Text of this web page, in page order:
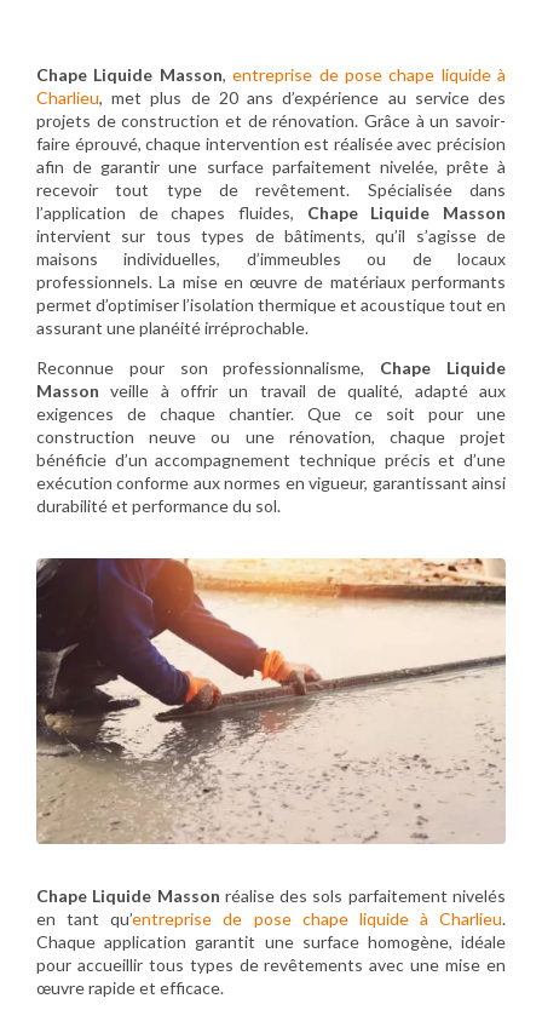
Chape Liquide Masson,entreprise de pose chape liquide à
Charlieu, met plus de 20 ans d’expérience au service des
projets de construction et de rénovation. Grâce à un savoir-
faire éprouvé, chaque intervention est réalisée avec précision
afin de garantir une surface parfaitement nivelée, prête à
recevoir tout type de revêtement. Spécialisée dans
l’application de chapes fluides, Chape Liquide Masson
intervient sur tous types de bâtiments, qu’il s’agisse de
maisons individuelles, d’immeubles ou de locaux
professionnels. La mise en œuvre de matériaux performants
permet d’optimiser l’isolation thermique et acoustique tout en
assurant une planéité irréprochable.
Reconnue pour son professionnalisme, Chape Liquide
Masson veille à offrir un travail de qualité, adapté aux
exigences de chaque chantier. Que ce soit pour une
construction neuve ou une rénovation, chaque projet
bénéficie d’un accompagnement technique précis et d’une
exécution conforme aux normes en vigueur, garantissant ainsi
durabilité et performance du sol.
Chape Liquide Masson réalise des sols parfaitement nivelés
en tant qu’entreprise de pose chape liquide à Charlieu.
Chaque application garantit une surface homogène, idéale
pour accueillir tous types de revêtements avec une mise en
œuvre rapide et efficace.